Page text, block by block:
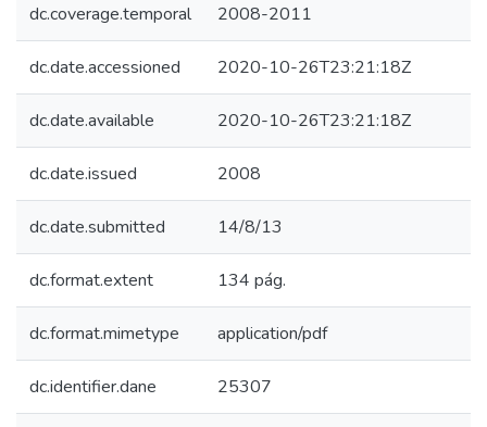
dc.coverage.temporal 2008-2011
dc.date.accessioned 2020-10-26T23:21:18Z
dc.date.available 2020-10-26T23:21:18Z
dc.date.issued 2008
dc.date.submitted 14/8/13
dc.format.extent 134 pág.
dc.format.mimetype application/pdf
dc.identifier.dane 25307